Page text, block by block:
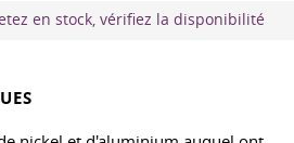
en stock, vérifiez la disponibilité